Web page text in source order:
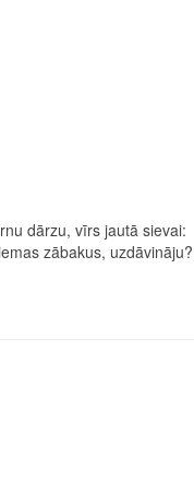
dārzu, vīrs jautā sievai:
zābakus,